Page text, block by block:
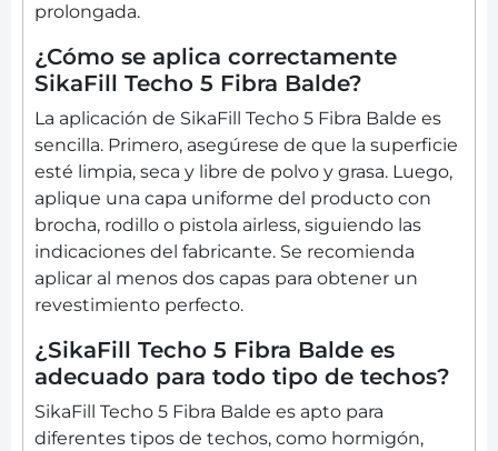
prolongada.
¿Cómo se aplica correctamente
SikaFill Techo 5 Fibra Balde?
La aplicación de SikaFill Techo 5 Fibra Balde es
sencilla. Primero, asegúrese de que la superficie
esté limpia, seca y libre de polvo y grasa. Luego,
aplique una capa uniforme del producto con
brocha, rodillo o pistola airless, siguiendo las
indicaciones del fabricante. Se recomienda
aplicar al menos dos capas para obtener un
revestimiento perfecto.
¿SikaFill Techo 5 Fibra Balde es
adecuado para todo tipo de techos?
SikaFill Techo 5 Fibra Balde es apto para
diferentes tipos de techos, como hormigón,